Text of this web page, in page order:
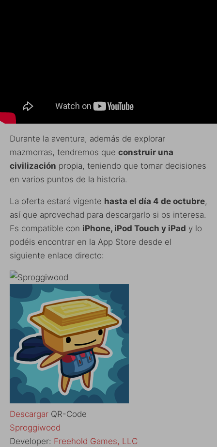
Durante la aventura, además de explorar
mazmorras, tendremos que construir una
civilización propia, teniendo que tomar decisiones
en varios puntos de la historia.
La oferta estará vigente hasta el día 4 de octubre,
así que aprovechad para descargarlo si os interesa.
Es compatible con iPhone, iPod Touch y iPad y lo
podéis encontrar en la App Store desde el
siguiente enlace directo:
Descargar QR-Code
‎Sproggiwood
Developer: Freehold Games, LLC